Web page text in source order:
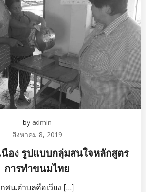
by admin
สิงหาคม 8, 2019
นือง รูปแบบกลุ่มสนใจหลักสูตร
การทำขนมไทย
กศน.ตำบลคือเวียง […]